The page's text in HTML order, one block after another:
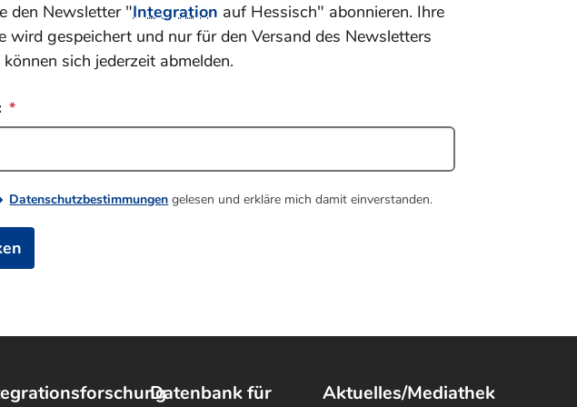
den Newsletter "Integration auf Hessisch" abonnieren. Ihre
wird gespeichert und nur für den Versand des Newsletters
sich jederzeit abmelden.
Datenschutzbestimmungen gelesen und erkläre mich damit einverstanden.
Datenbank für
Aktuelles/Mediathek